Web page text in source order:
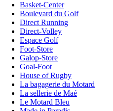
Basket-Center
Boulevard du Golf
Direct Running
Direct-Volley
Espace Golf
Foot-Store
Galop-Store
Goal-Foot
House of Rugby
La bagagerie du Motard
La sellerie de Maé
Le Motard Bleu